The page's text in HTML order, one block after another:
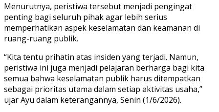
Menurutnya, peristiwa tersebut menjadi pengingat
penting bagi seluruh pihak agar lebih serius
memperhatikan aspek keselamatan dan keamanan di
ruang-ruang publik.
“Kita tentu prihatin atas insiden yang terjadi. Namun,
peristiwa ini juga menjadi pelajaran berharga bagi kita
semua bahwa keselamatan publik harus ditempatkan
sebagai prioritas utama dalam setiap aktivitas usaha,”
ujar Ayu dalam keterangannya, Senin (1/6/2026).